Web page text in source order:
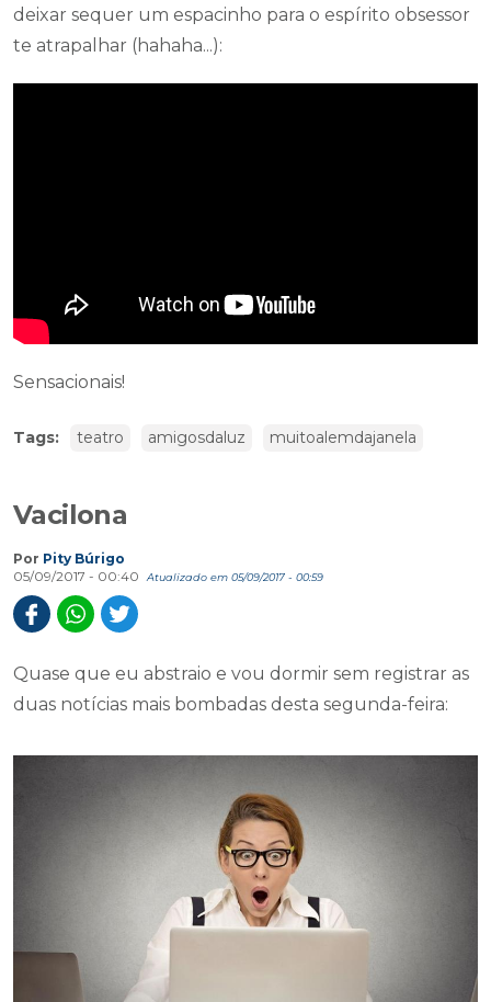
deixar sequer um espacinho para o espírito obsessor
te atrapalhar (hahaha...):
Sensacionais!
Tags: teatro amigosdaluz muitoalemdajanela
Vacilona
Por Pity Búrigo
05/09/2017 - 00:40
Atualizado em 05/09/2017 - 00:59
Quase que eu abstraio e vou dormir sem registrar as
duas notícias mais bombadas desta segunda-feira: